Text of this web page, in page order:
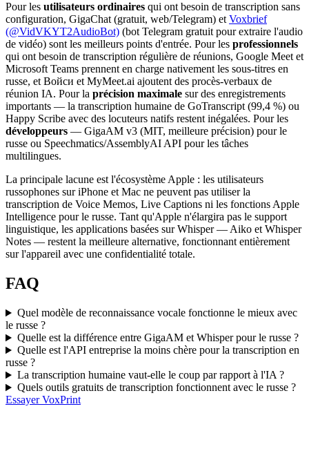
Pour les utilisateurs ordinaires qui ont besoin de transcription sans
configuration, GigaChat (gratuit, web/Telegram) etVoxbrief
(@VidVKYT2AudioBot) (bot Telegram gratuit pour extraire l'audio
de vidéo) sont les meilleurs points d'entrée. Pour les professionnels
qui ont besoin de transcription régulière de réunions, Google Meet et
Microsoft Teams prennent en charge nativement les sous-titres en
russe, et Войси et MyMeet.ai ajoutent des procès-verbaux de
réunion IA. Pour la précision maximale sur des enregistrements
importants — la transcription humaine de GoTranscript (99,4 %) ou
Happy Scribe avec des locuteurs natifs restent inégalées. Pour les
développeurs — GigaAM v3 (MIT, meilleure précision) pour le
russe ou Speechmatics/AssemblyAI API pour les tâches
multilingues.
La principale lacune est l'écosystème Apple : les utilisateurs
russophones sur iPhone et Mac ne peuvent pas utiliser la
transcription de Voice Memos, Live Captions ni les fonctions Apple
Intelligence pour le russe. Tant qu'Apple n'élargira pas le support
linguistique, les applications basées sur Whisper — Aiko et Whisper
Notes — restent la meilleure alternative, fonctionnant entièrement
sur l'appareil avec une confidentialité totale.
FAQ
Quel modèle de reconnaissance vocale fonctionne le mieux avec
le russe ?
Quelle est la différence entre GigaAM et Whisper pour le russe ?
Quelle est l'API entreprise la moins chère pour la transcription en
russe ?
La transcription humaine vaut-elle le coup par rapport à l'IA ?
Quels outils gratuits de transcription fonctionnent avec le russe ?
Essayer VoxPrint